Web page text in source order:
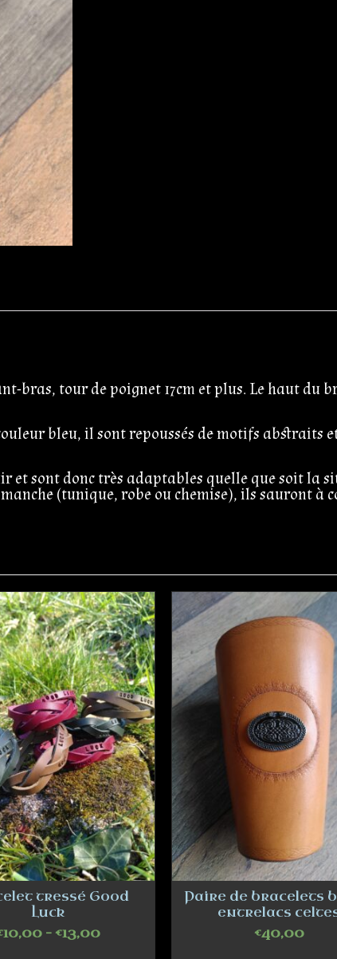
bras, tour de poignet 17cm et plus. Le haut du
bleu, il sont repoussés de motifs abstraits
et sont donc très adaptables quelle que soit la
(tunique, robe ou chemise), ils sauront à
tressé Good
Luck
10,00–€13,00
Paire de bracelets
entrelacs
€40,00